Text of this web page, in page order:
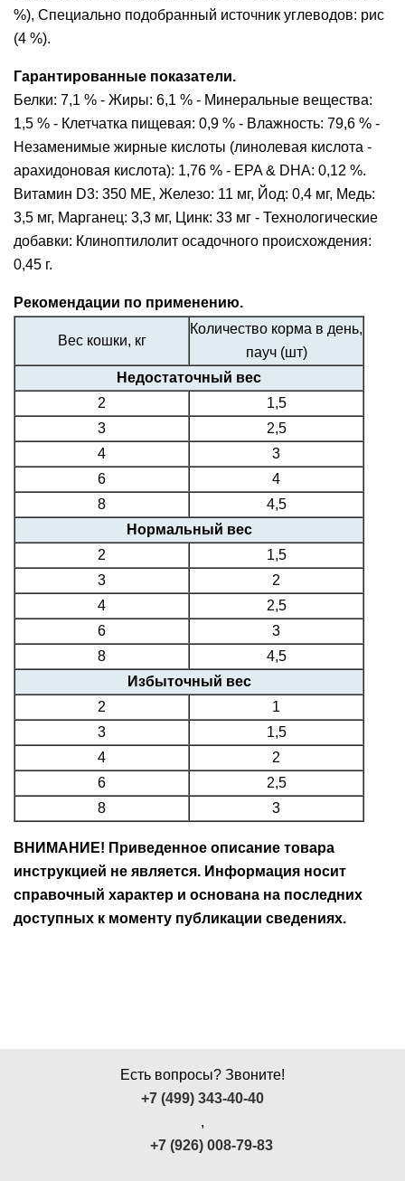
%), Специально подобранный источник углеводов: рис
(4 %).
Гарантированные показатели.
Белки: 7,1 % - Жиры: 6,1 % - Минеральные вещества:
1,5 % - Клетчатка пищевая: 0,9 % - Влажность: 79,6 % -
Незаменимые жирные кислоты (линолевая кислота -
арахидоновая кислота): 1,76 % - EPA & DHA: 0,12 %.
Витамин D3: 350 ME, Железо: 11 мг, Йод: 0,4 мг, Медь:
3,5 мг, Марганец: 3,3 мг, Цинк: 33 мг - Технологические
добавки: Клиноптилолит осадочного происхождения:
0,45 г.
Рекомендации по применению.
Вес кошки, кг
Количество корма в день,
пауч (шт)
Недостаточный вес
2
1,5
3
2,5
4
3
6
4
8
4,5
Нормальный вес
2
1,5
3
2
4
2,5
6
3
8
4,5
Избыточный вес
2
1
3
1,5
4
2
6
2,5
8
3
ВНИМАНИЕ! Приведенное описание товара
инструкцией не является. Информация носит
справочный характер и основана на последних
доступных к моменту публикации сведениях.
Есть вопросы? Звоните!
+7 (499) 343-40-40
,
+7 (926) 008-79-83